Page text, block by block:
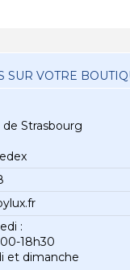
SUR VOTRE
Strasbourg
:
18h30
et dimanche